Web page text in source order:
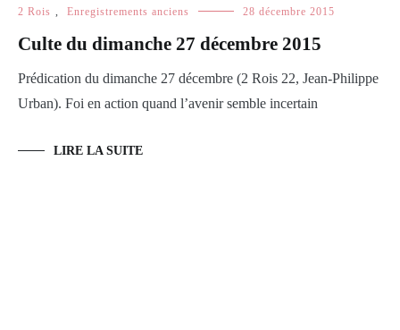
2 Rois , Enregistrements anciens 28 décembre 2015
Culte du dimanche 27 décembre 2015
Prédication du dimanche 27 décembre (2 Rois 22, Jean-Philippe
Urban). Foi en action quand l’avenir semble incertain
LIRE LA SUITE